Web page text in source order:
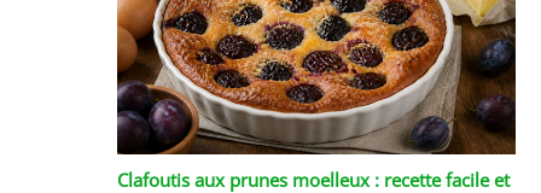
Clafoutis aux prunes moelleux : recette facile et